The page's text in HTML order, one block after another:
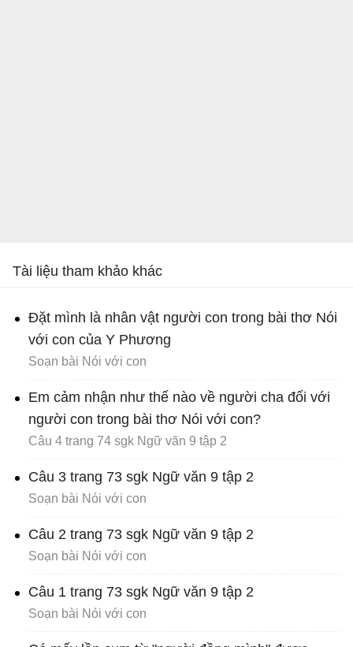
Tài liệu tham khảo khác
Đặt mình là nhân vật người con trong bài thơ Nói
với con của Y Phương
Soạn bài Nói với con
Em cảm nhận như thế nào về người cha đối với
người con trong bài thơ Nói với con?
Câu 4 trang 74 sgk Ngữ văn 9 tập 2
Câu 3 trang 73 sgk Ngữ văn 9 tập 2
Soạn bài Nói với con
Câu 2 trang 73 sgk Ngữ văn 9 tập 2
Soạn bài Nói với con
Câu 1 trang 73 sgk Ngữ văn 9 tập 2
Soạn bài Nói với con